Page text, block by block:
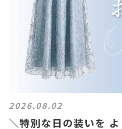
2026.08.02
＼特別な日の装いを よ